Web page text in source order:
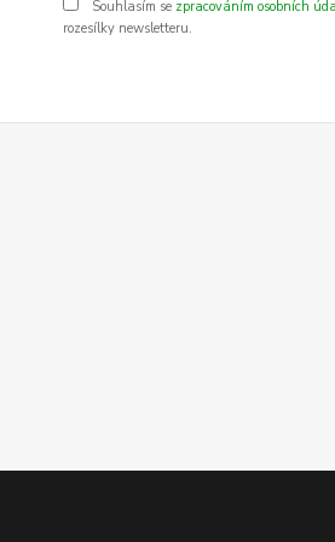
Souhlasím se zpracováním osobních
rozesílky newsletteru.